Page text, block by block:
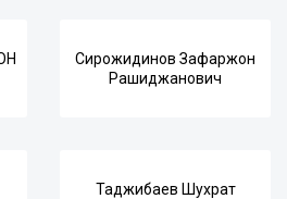
Сирожидинов Зафаржон
Рашиджанович
Таджибаев Шухрат